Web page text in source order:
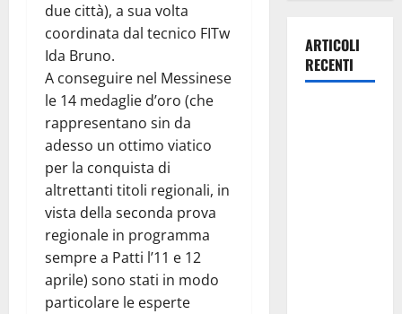
due città), a sua volta
coordinata dal tecnico FITw
Ida Bruno.
A conseguire nel Messinese
le 14 medaglie d’oro (che
rappresentano sin da
adesso un ottimo viatico
per la conquista di
altrettanti titoli regionali, in
vista della seconda prova
regionale in programma
sempre a Patti l’11 e 12
aprile) sono stati in modo
particolare le esperte
ARTICOLI
RECENTI